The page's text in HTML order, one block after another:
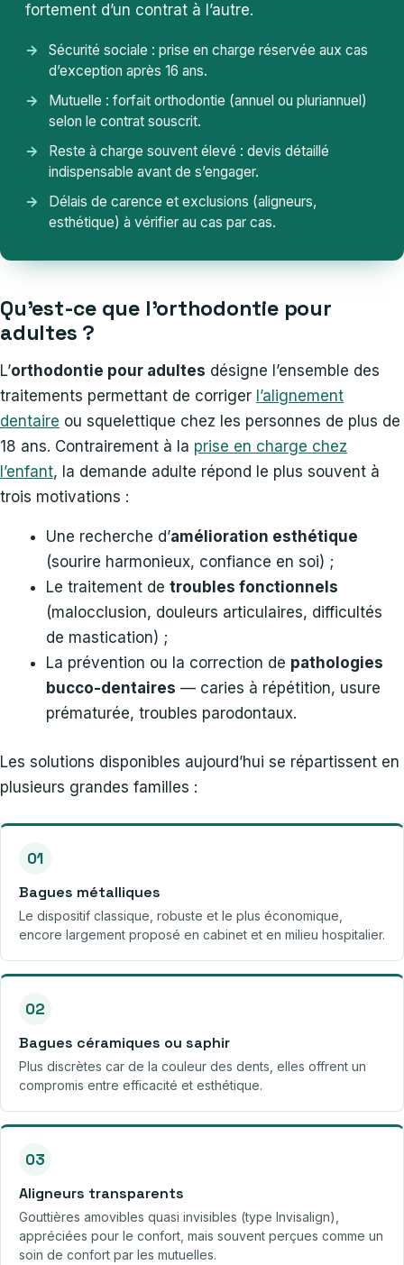
fortement d’un contrat à l’autre.
Sécurité sociale : prise en charge réservée aux cas
d’exception après 16 ans.
Mutuelle : forfait orthodontie (annuel ou pluriannuel)
selon le contrat souscrit.
Reste à charge souvent élevé : devis détaillé
indispensable avant de s’engager.
Délais de carence et exclusions (aligneurs,
esthétique) à vérifier au cas par cas.
Qu’est-ce que l’orthodontie pour
adultes ?
L’orthodontie pour adultes désigne l’ensemble des
traitements permettant de corriger l’alignement
dentaire ou squelettique chez les personnes de plus de
18 ans. Contrairement à la prise en charge chez
l’enfant, la demande adulte répond le plus souvent à
trois motivations :
Une recherche d’amélioration esthétique
(sourire harmonieux, confiance en soi) ;
Le traitement de troubles fonctionnels
(malocclusion, douleurs articulaires, difficultés
de mastication) ;
La prévention ou la correction de pathologies
bucco-dentaires — caries à répétition, usure
prématurée, troubles parodontaux.
Les solutions disponibles aujourd’hui se répartissent en
plusieurs grandes familles :
01
Bagues métalliques
Le dispositif classique, robuste et le plus économique,
encore largement proposé en cabinet et en milieu hospitalier.
02
Bagues céramiques ou saphir
Plus discrètes car de la couleur des dents, elles offrent un
compromis entre efficacité et esthétique.
03
Aligneurs transparents
Gouttières amovibles quasi invisibles (type Invisalign),
appréciées pour le confort, mais souvent perçues comme un
soin de confort par les mutuelles.